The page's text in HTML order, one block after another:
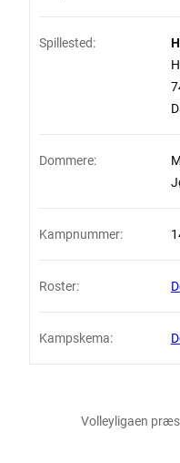
Spillested:
Dommere:
Kampnummer:
Roster:
Kampskema:
Volleyligaen